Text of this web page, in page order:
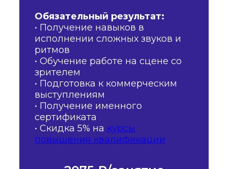
Обязательный результат:
• Получение навыков в
исполнении сложных звуков и
ритмов
• Обучение работе на сцене со
зрителем
• Подготовка к коммерческим
выступлениям
• Получение именного
сертификата
• Скидка 5% на курсы
повышения квалификации